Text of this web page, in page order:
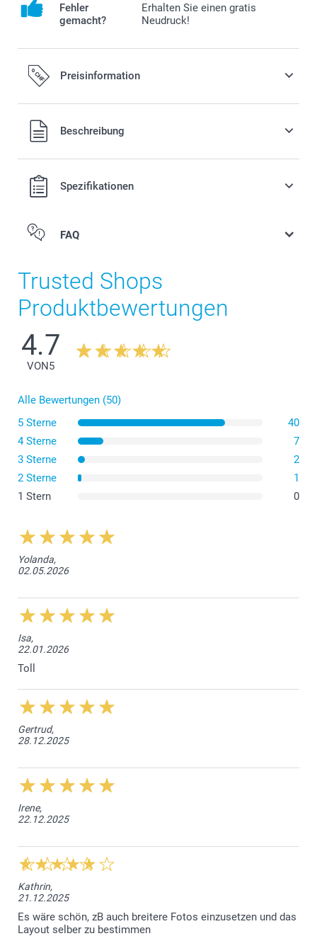
Fehler
gemacht?
Erhalten Sie einen gratis
Neudruck!
Preisinformation
Alle Preise verstehen sich in Schweizer Franken (CHF) inkl.
MwSt. und zzgl. Versandkosten.
Beschreibung
Spezifikationen
FAQ
Reinigen Sie die Sets direkt nach dem Gebrauch, damit
Sie keine Essensreste abkratzen müssen.
Waschen Sie es mit Wasser und Seife, ohne es in den
Geschirrspüler zu stellen.
Trusted Shops
Produktbewertungen
4.7
VON5
Alle Bewertungen (50)
5 Sterne
40
4 Sterne
7
3 Sterne
2
2 Sterne
1
1 Stern
0
Yolanda,
02.05.2026
Isa,
22.01.2026
Toll
Gertrud,
28.12.2025
Irene,
22.12.2025
Kathrin,
21.12.2025
Es wäre schön, zB auch breitere Fotos einzusetzen und das
Layout selber zu bestimmen